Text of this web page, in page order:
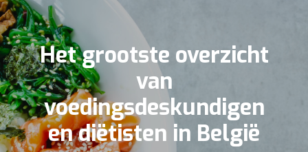
Het grootste overzicht
van
voedingsdeskundigen
en diëtisten in België